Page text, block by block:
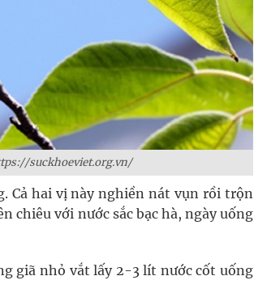
suckhoeviet.org.vn/
Cả hai vị này nghiền nát vụn rồi trộn
chiêu với nước sắc bạc hà, ngày uống
giã nhỏ vắt lấy 2-3 lít nước cốt uống